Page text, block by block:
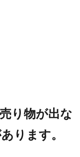
り物が出な
ります。